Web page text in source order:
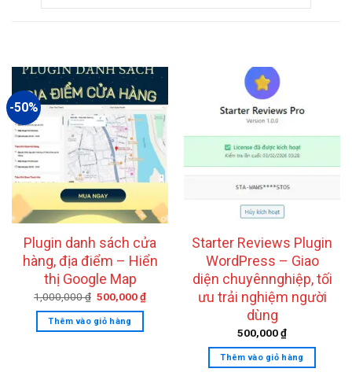
-50%
Plugin danh sách cửa
hàng, địa điểm – Hiển
thị Google Map
1,000,000₫ Giá
là:
1,000,000 ₫.
500,000₫Giá
Thêm vào giỏ hàng
Starter Reviews Plugin
WordPress – Giao
diện chuyênnghiệp, tối
ưu trải nghiệm người
dùng
500,000₫
Thêm vào giỏ hàng